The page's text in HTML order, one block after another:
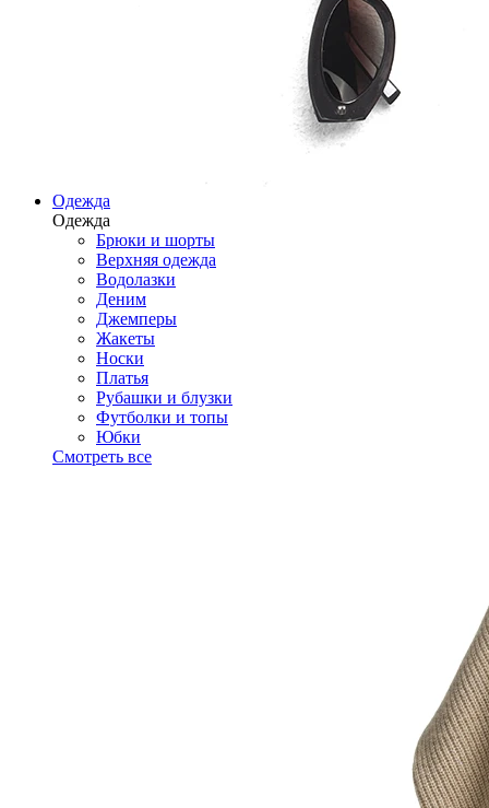
Одежда
Одежда
Брюки и шорты
Верхняя одежда
Водолазки
Деним
Джемперы
Жакеты
Носки
Платья
Рубашки и блузки
Футболки и топы
Юбки
Смотреть все